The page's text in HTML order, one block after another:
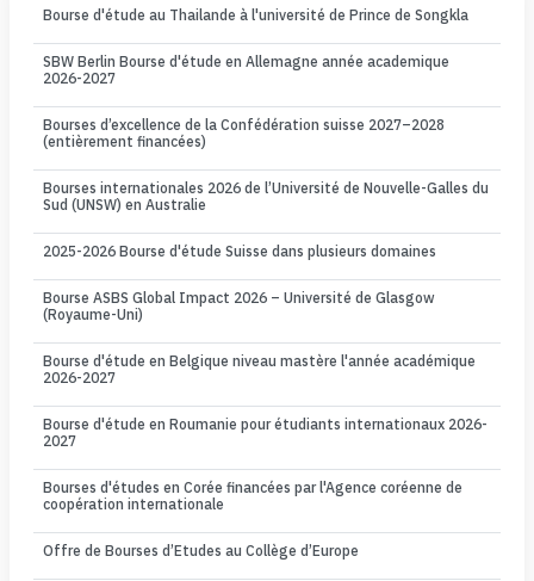
Bourse d'étude au Thailande à l'université de Prince de Songkla
SBW Berlin Bourse d'étude en Allemagne année academique
2026-2027
Bourses d’excellence de la Confédération suisse 2027–2028
(entièrement financées)
Bourses internationales 2026 de l’Université de Nouvelle-Galles du
Sud (UNSW) en Australie
2025-2026 Bourse d'étude Suisse dans plusieurs domaines
Bourse ASBS Global Impact 2026 – Université de Glasgow
(Royaume-Uni)
Bourse d'étude en Belgique niveau mastère l'année académique
2026-2027
Bourse d'étude en Roumanie pour étudiants internationaux 2026-
2027
Bourses d'études en Corée financées par l'Agence coréenne de
coopération internationale
Offre de Bourses d’Etudes au Collège d’Europe